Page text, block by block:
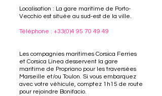
Localisation : La gare maritime de Porto-
Vecchio est située au sud-est de la ville.
Téléphone : +33(0)4 95 70 49 49
Les compagnies maritimes Corsica Ferries
et Corsica Linea desservent la gare
maritime de Propriano pour les traversées
Marseille et/ou Toulon. Si vous embarquez
avec votre véhicule, comptez 1h15 de route
pour rejoindre Bonifacio.